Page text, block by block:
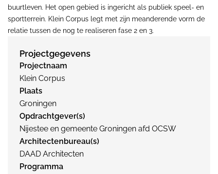
buurtleven. Het open gebied is ingericht als publiek speel- en
sportterrein. Klein Corpus legt met zijn meanderende vorm de
relatie tussen de nog te realiseren fase 2 en 3.
Projectgegevens
Projectnaam
Klein Corpus
Plaats
Groningen
Opdrachtgever(s)
Nijestee en gemeente Groningen afd OCSW
Architectenbureau(s)
DAAD Architecten
Programma